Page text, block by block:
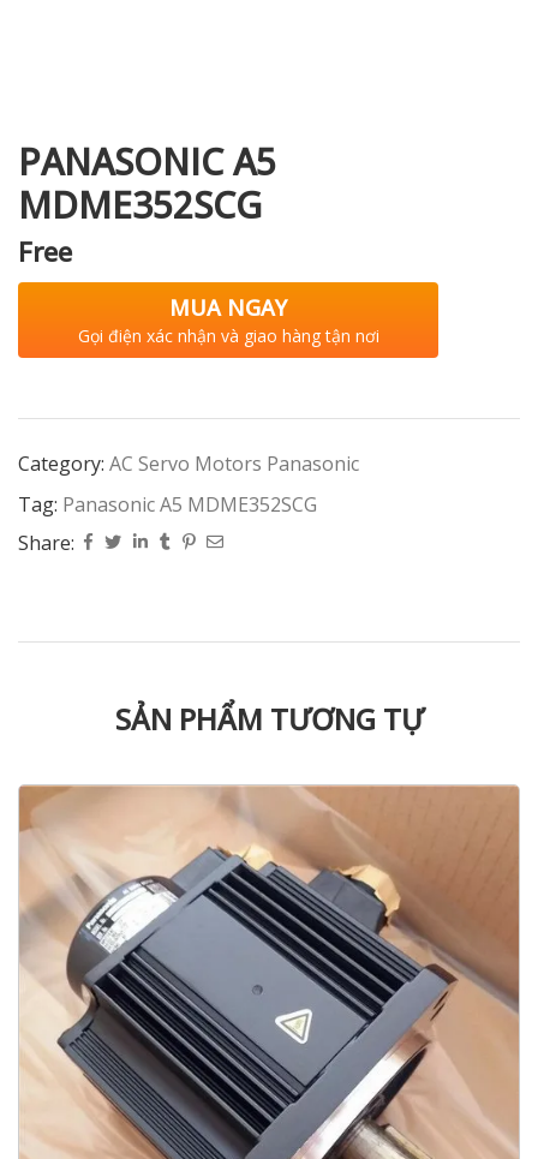
PANASONIC A5
MDME352SCG
Free
MUA NGAY
Gọi điện xác nhận và giao hàng tận nơi
Category: AC Servo Motors Panasonic
Tag: Panasonic A5 MDME352SCG
Share:
SẢN PHẨM TƯƠNG TỰ